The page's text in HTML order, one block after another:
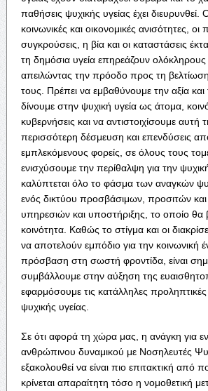
παθήσεις ψυχικής υγείας έχει διευρυνθεί.
κοινωνικές και οικονομικές ανισότητες, οι
συγκρούσεις, η βία και οι καταστάσεις
τη δημόσια υγεία επηρεάζουν
απειλώντας την πρόοδο προς τη
τους. Πρέπει να εμβαθύνουμε την αξία
δίνουμε στην ψυχική υγεία ως άτομα,
κυβερνήσεις και να αντιστοιχίσουμε αυτή
περισσότερη δέσμευση και επενδύσεις
εμπλεκόμενους φορείς, σε όλους τους
ενισχύσουμε την περίθαλψη για την
καλύπτεται όλο το φάσμα των αναγκών
ενός δικτύου προσβάσιμων, προσιτών και
υπηρεσιών και υποστήριξης, το οποίο θα
κοινότητα. Καθώς το στίγμα και οι
να αποτελούν εμπόδιο για την κοινωνική
πρόσβαση στη σωστή φροντίδα, είναι
συμβάλλουμε στην αύξηση της
εφαρμόσουμε τις κατάλληλες
ψυχικής υγείας.
Σε ότι αφορά τη χώρα μας, η ανάγκη για
ανθρώπινου δυναμικού με Νοσηλευτές
εξακολουθεί να είναι πιο επιτακτική από
κρίνεται απαραίτητη τόσο η νομοθετική